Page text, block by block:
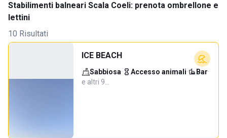
Stabilimenti balneari Scala Coeli: prenota ombrellone e
lettini
10 Risultati
ICE BEACH
Sabbiosa· Accesso animali· Bar·
e altri 9…